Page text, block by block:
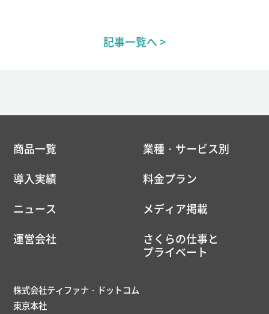
記事一覧へ >
商品一覧
業種・サービス別
導入実績
料金プラン
ニュース
メディア掲載
運営会社
さくらの仕事と
プライベート
株式会社ティファナ・ドットコム
東京本社